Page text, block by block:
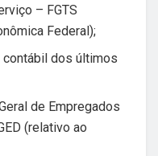
– FGTS
Federal);
dos últimos
de Empregados
(relativo ao